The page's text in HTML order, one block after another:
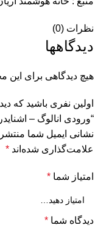
نظرات (0)
دیدگاهها
هیچ دیدگاهی برای
اولین نفری باشید که
“ورودی انالوگ –
نشانی ایمیل شما
علامت‌گذاری شده‌اند *
امتیاز شما *
دیدگاه شما *